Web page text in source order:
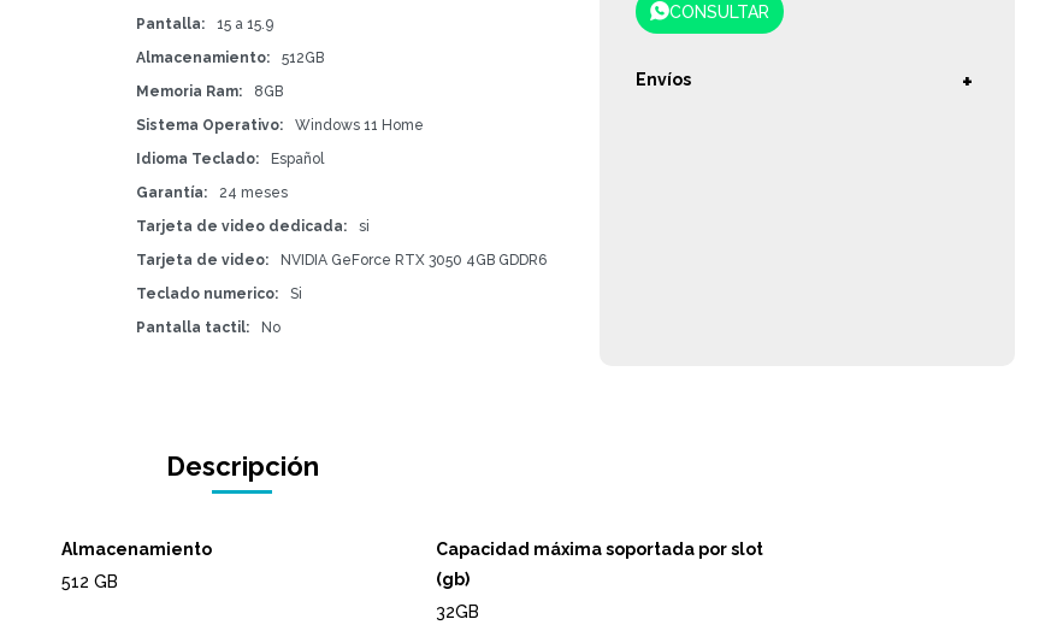
Pantalla
15 a 15.9
Almacenamiento
512GB
Memoria Ram
8GB
Sistema Operativo
Windows 11 Home
Idioma Teclado
Español
Garantía
24 meses
Tarjeta de video dedicada
si
Tarjeta de video
NVIDIA GeForce RTX 3050 4GB GDDR6
Teclado numerico
Si
Pantalla tactil
No
CONSULTAR
Envíos
Descripción
Almacenamiento
512 GB
Capacidad máxima soportada por slot
(gb)
32GB